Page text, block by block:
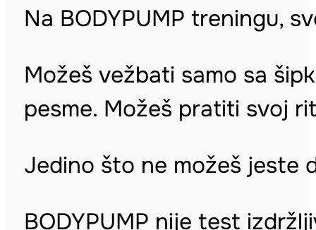
Na BODYPUMP treningu,
Možeš vežbati samo sa
pesme. Možeš pratiti svoj
Jedino što ne možeš jeste
BODYPUMP nije test